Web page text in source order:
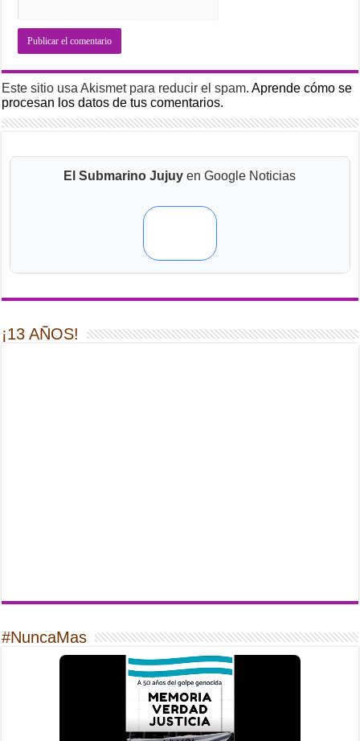
Este sitio usa Akismet para reducir el spam.Aprende cómo se
procesan los datos de tus comentarios.
El Submarino Jujuy en Google Noticias
¡13 AÑOS!
#NuncaMas